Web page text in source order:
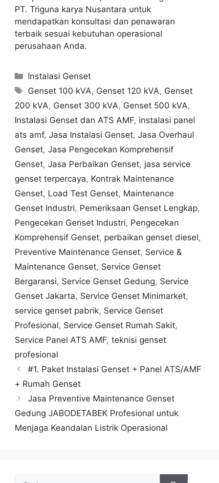
PT. Triguna karya Nusantara untuk
mendapatkan konsultasi dan penawaran
terbaik sesuai kebutuhan operasional
perusahaan Anda.
Instalasi Genset
Genset 100 kVA, Genset 120 kVA, Genset
200 kVA, Genset 300 kVA, Genset 500 kVA,
Instalasi Genset dan ATS AMF, instalasi panel
ats amf, Jasa Instalasi Genset, Jasa Overhaul
Genset, Jasa Pengecekan Komprehensif
Genset, Jasa Perbaikan Genset, jasa service
genset terpercaya, Kontrak Maintenance
Genset, Load Test Genset, Maintenance
Genset Industri, Pemeriksaan Genset Lengkap,
Pengecekan Genset Industri, Pengecekan
Komprehensif Genset, perbaikan genset diesel,
Preventive Maintenance Genset, Service &
Maintenance Genset, Service Genset
Bergaransi, Service Genset Gedung, Service
Genset Jakarta, Service Genset Minimarket,
service genset pabrik, Service Genset
Profesional, Service Genset Rumah Sakit,
Service Panel ATS AMF, teknisi genset
profesional
#1. Paket Instalasi Genset + Panel ATS/AMF
+ Rumah Genset
Jasa Preventive Maintenance Genset
Gedung JABODETABEK Profesional untuk
Menjaga Keandalan Listrik Operasional